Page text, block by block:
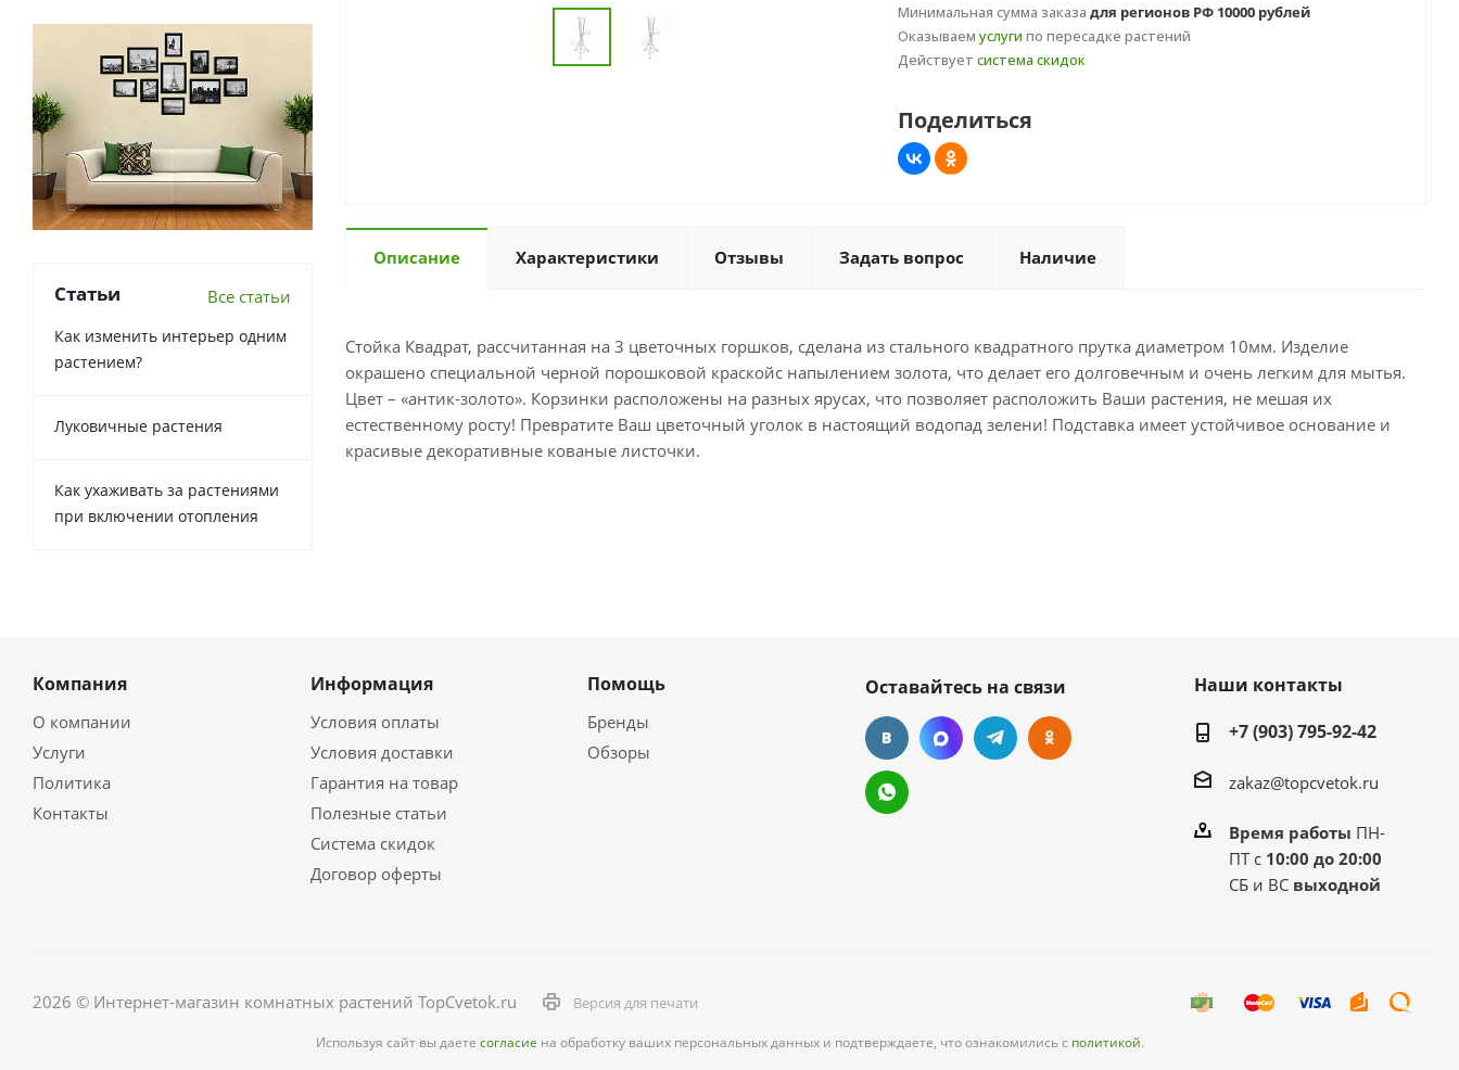
Минимальная сумма заказа для регионов РФ 10000 рублей
Оказываем услуги по пересадке растений
Действует система скидок
Поделиться
Описание Характеристики Отзывы Задать вопрос Наличие
Стойка Квадрат, рассчитанная на 3 цветочных горшков, сделана из стального квадратного прутка диаметром 10мм. Изделие
окрашено специальной черной порошковой краскойс напылением золота, что делает его долговечным и очень легким для мытья.
Цвет – «антик-золото». Корзинки расположены на разных ярусах, что позволяет расположить Ваши растения, не мешая их
естественному росту! Превратите Ваш цветочный уголок в настоящий водопад зелени! Подставка имеет устойчивое основание и
красивые декоративные кованые листочки.
Статьи Все статьи
Как изменить интерьер одним
растением?
Луковичные растения
Как ухаживать за растениями
при включении отопления
Компания
О компании
Услуги
Политика
Контакты
Информация
Условия оплаты
Условия доставки
Гарантия на товар
Полезные статьи
Система скидок
Договор оферты
Помощь
Бренды
Обзоры
Оставайтесь на связи
Наши контакты
+7 (903) 795-92-42
zakaz@topcvetok.ru
Время работы ПН-
ПТ с 10:00 до 20:00
СБ и ВС выходной
2026 © Интернет-магазин комнатных растений TopCvetok.ru Версия для печати
Используя сайт вы даете согласие на обработку ваших персональных данных и подтверждаете, что ознакомились с политикой.